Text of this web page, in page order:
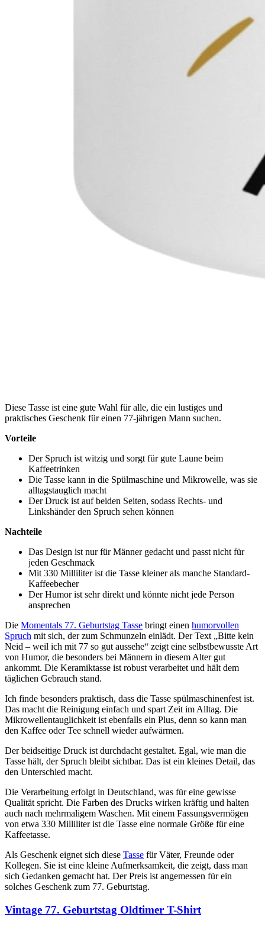
Diese Tasse ist eine gute Wahl für alle, die ein lustiges und
praktisches Geschenk für einen 77-jährigen Mann suchen.
Vorteile
Der Spruch ist witzig und sorgt für gute Laune beim
Kaffeetrinken
Die Tasse kann in die Spülmaschine und Mikrowelle, was sie
alltagstauglich macht
Der Druck ist auf beiden Seiten, sodass Rechts- und
Linkshänder den Spruch sehen können
Nachteile
Das Design ist nur für Männer gedacht und passt nicht für
jeden Geschmack
Mit 330 Milliliter ist die Tasse kleiner als manche Standard-
Kaffeebecher
Der Humor ist sehr direkt und könnte nicht jede Person
ansprechen
Die Momentals 77. Geburtstag Tasse bringt einen humorvollen
Spruch mit sich, der zum Schmunzeln einlädt. Der Text „Bitte kein
Neid – weil ich mit 77 so gut aussehe“ zeigt eine selbstbewusste Art
von Humor, die besonders bei Männern in diesem Alter gut
ankommt. Die Keramiktasse ist robust verarbeitet und hält dem
täglichen Gebrauch stand.
Ich finde besonders praktisch, dass die Tasse spülmaschinenfest ist.
Das macht die Reinigung einfach und spart Zeit im Alltag. Die
Mikrowellentauglichkeit ist ebenfalls ein Plus, denn so kann man
den Kaffee oder Tee schnell wieder aufwärmen.
Der beidseitige Druck ist durchdacht gestaltet. Egal, wie man die
Tasse hält, der Spruch bleibt sichtbar. Das ist ein kleines Detail, das
den Unterschied macht.
Die Verarbeitung erfolgt in Deutschland, was für eine gewisse
Qualität spricht. Die Farben des Drucks wirken kräftig und halten
auch nach mehrmaligem Waschen. Mit einem Fassungsvermögen
von etwa 330 Milliliter ist die Tasse eine normale Größe für eine
Kaffeetasse.
Als Geschenk eignet sich diese Tasse für Väter, Freunde oder
Kollegen. Sie ist eine kleine Aufmerksamkeit, die zeigt, dass man
sich Gedanken gemacht hat. Der Preis ist angemessen für ein
solches Geschenk zum 77. Geburtstag.
Vintage 77. Geburtstag Oldtimer T-Shirt